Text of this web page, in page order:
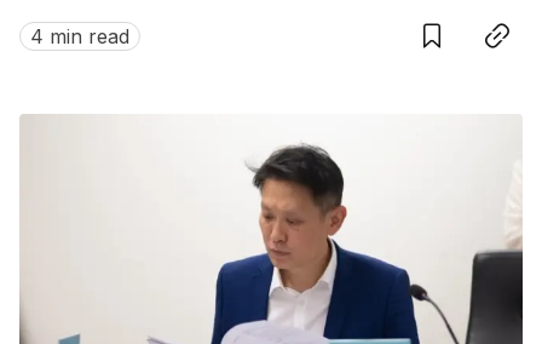
hàng loạt quốc gia không cần visa.
4 min read